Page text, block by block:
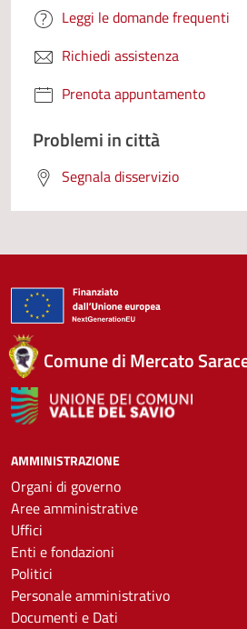
Leggi le domande frequenti
Richiedi assistenza
Prenota appuntamento
Problemi in città
Segnala disservizio
Comune di Mercato
AMMINISTRAZIONE
Organi di governo
Aree amministrative
Uffici
Enti e fondazioni
Politici
Personale amministrativo
Documenti e Dati